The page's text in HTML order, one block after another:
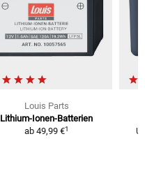
Louis Parts
Lithium-Ionen-Batterien
ab 49,99 €1